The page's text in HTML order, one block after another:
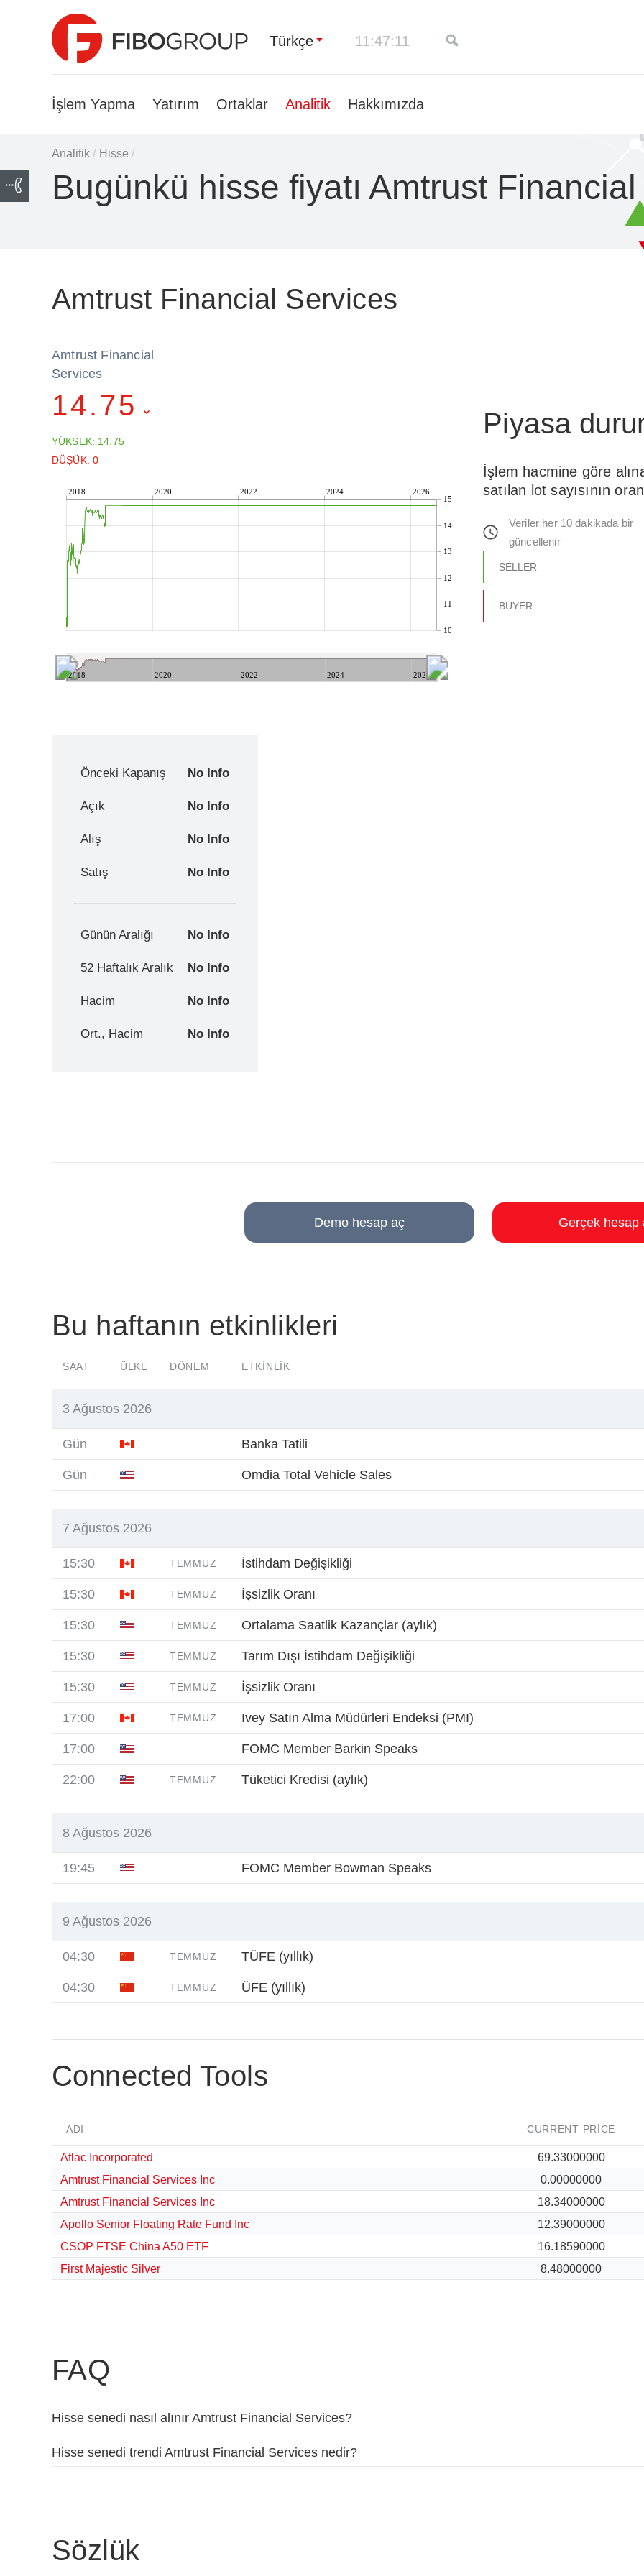
Türkçe 11:47:12
İşlem Yapma Yatırım Ortaklar Analitik Hakkımızda
Analitik / Hisse /
Bugünkü hisse fiyatı Amtrust
Amtrust Financial Services
Amtrust Financial
Services
14.75
YÜKSEK: 14.75
DÜŞÜK: 0
2018 2020 2022 2024 2026
10
11
12
13
14
15
2018 2020 2022 2024 2026
Piyasa
İşlem hacmine göre
satılan lot sayısının
Veriler her 10 dakikada bir
güncellenir
SELLER
BUYER
Önceki Kapanış No Info
Açık No Info
Alış No Info
Satış No Info
Günün Aralığı No Info
52 Haftalık Aralık No Info
Hacim No Info
Ort., Hacim No Info
Demo hesap aç Gerçek hesap
Bu haftanın etkinlikleri
SAAT ÜLKE DÖNEM ETKINLIK
3 Ağustos 2026
Gün Banka Tatili
Gün Omdia Total Vehicle Sales
7 Ağustos 2026
15:30 TEMMUZ İstihdam Değişikliği
15:30 TEMMUZ İşsizlik Oranı
15:30 TEMMUZ Ortalama Saatlik Kazançlar (aylık)
15:30 TEMMUZ Tarım Dışı İstihdam Değişikliği
15:30 TEMMUZ İşsizlik Oranı
17:00 TEMMUZ Ivey Satın Alma Müdürleri Endeksi (PMI)
17:00 FOMC Member Barkin Speaks
22:00 TEMMUZ Tüketici Kredisi (aylık)
8 Ağustos 2026
19:45 FOMC Member Bowman Speaks
9 Ağustos 2026
04:30 TEMMUZ TÜFE (yıllık)
04:30 TEMMUZ ÜFE (yıllık)
Connected Tools
ADI CURRENT PRICE
Aflac Incorporated
69.33000000
Amtrust Financial Services Inc
0.00000000
Amtrust Financial Services Inc
18.34000000
Apollo Senior Floating Rate Fund Inc
12.39000000
CSOP FTSE China A50 ETF
16.18590000
First Majestic Silver
8.48000000
FAQ
Hisse senedi nasıl alınır Amtrust Financial Services?
Hisse senedi trendi Amtrust Financial Services nedir?
Sözlük